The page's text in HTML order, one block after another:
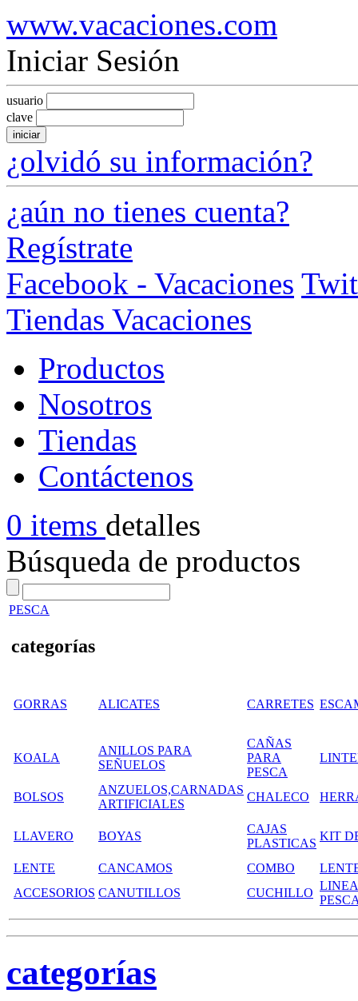
www.vacaciones.com
Iniciar Sesión
usuario
clave
iniciar
¿olvidó su información?
¿aún no tienes cuenta?
Regístrate
Facebook - Vacaciones
Tiendas Vacaciones
Productos
Nosotros
Tiendas
Contáctenos
0 items detalles
Búsqueda de productos
PESCA
categorías
GORRAS ALICATES CARRETES
KOALA
ANILLOS PARA
SEÑUELOS
CAÑAS
PARA
PESCA
BOLSOS
ANZUELOS,CARNADAS
ARTIFICIALES
CHALECO
LLAVERO BOYAS
CAJAS
PLASTICAS
KIT
LENTE CANCAMOS COMBO
ACCESORIOS CANUTILLOS CUCHILLO
categorías